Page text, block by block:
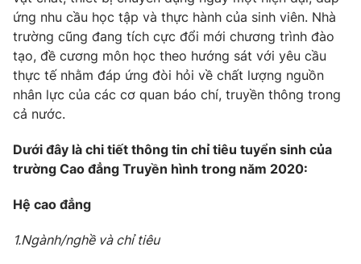
Video Shorts video
VTV Money VTV Thể thao
VTV Sức khoẻ Bất động sản
VTV4
ứng nhu cầu học tập và thực hành của sinh viên. Nhà
trường cũng đang tích cực đổi mới chương trình đào
tạo, đề cương môn học theo hướng sát với yêu cầu
thực tế nhằm đáp ứng đòi hỏi về chất lượng nguồn
nhân lực của các cơ quan báo chí, truyền thông trong
cả nước.
Dưới đây là chi tiết thông tin chỉ tiêu tuyển sinh của
trường Cao đẳng Truyền hình trong năm 2020:
Hệ cao đẳng
1.Ngành/nghề và chỉ tiêu